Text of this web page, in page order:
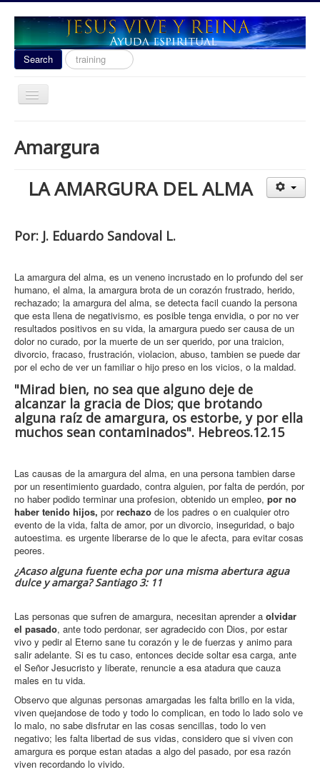
Search
Search
...
Toggle
Las señales del fin 2020
donacion
Contact
Amargura
LA AMARGURA DEL ALMA
Por: J. Eduardo Sandoval L.
La amargura del alma, es un veneno incrustado en lo profundo del ser
humano, el alma, la amargura brota de un corazón frustrado, herido,
rechazado; la amargura del alma, se detecta facil cuando la persona
que esta llena de negativismo, es posible tenga envidia, o por no ver
resultados positivos en su vida, la amargura puedo ser causa de un
dolor no curado, por la muerte de un ser querido, por una traicion,
divorcio, fracaso, frustración, violacion, abuso, tambien se puede dar
por el echo de ver un familiar o hijo preso en los vicios, o la maldad.
"Mirad bien, no sea que alguno deje de
alcanzar la gracia de Dios; que brotando
alguna raíz de amargura, os estorbe, y por ella
muchos sean contaminados". Hebreos.12.15
Las causas de la amargura del alma, en una persona tambien darse
por un resentimiento guardado, contra alguien, por falta de perdón, por
no haber podido terminar una profesion, obtenido un empleo, por no
haber tenido hijos, porrechazo de los padres o en cualquier otro
evento de la vida, falta de amor, por un divorcio, inseguridad, o bajo
autoestima. es urgente liberarse de lo que le afecta, para evitar cosas
peores.
¿Acaso alguna fuente echa por una misma abertura agua
dulce y amarga? Santiago 3: 11
Las personas que sufren de amargura, necesitan aprender a olvidar
el pasado, ante todo perdonar, ser agradecido con Dios, por estar
vivo y pedir al Eterno sane tu corazón y le de fuerzas y animo para
salir adelante. Si es tu caso, entonces decide soltar esa carga, ante
el Señor Jesucristo y liberate, renuncie a esa atadura que cauza
males en tu vida.
Observo que algunas personas amargadas les falta brillo en la vida,
viven quejandose de todo y todo lo complican, en todo lo lado solo ve
lo malo, no sabe disfrutar en las cosas sencillas, todo lo ven
negativo; les falta libertad de sus vidas, considero que si viven con
amargura es porque estan atadas a algo del pasado, por esa razón
viven recordando lo vivido.